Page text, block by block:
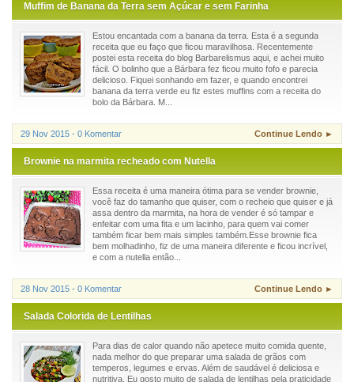
Muffim de Banana da Terra sem Açúcar e sem Farinha
Estou encantada com a banana da terra. Esta é a segunda
receita que eu faço que ficou maravilhosa. Recentemente
postei esta receita do blog Barbarelismus aqui, e achei muito
fácil. O bolinho que a Bárbara fez ficou muito fofo e parecia
delicioso. Fiquei sonhando em fazer, e quando encontrei
banana da terra verde eu fiz estes muffins com a receita do
bolo da Bárbara. M...
29 Nov 2015 - 0 Komentar Continue Lendo ►
Brownie na marmita recheado com Nutella
Essa receita é uma maneira ótima para se vender brownie,
você faz do tamanho que quiser, com o recheio que quiser e já
assa dentro da marmita, na hora de vender é só tampar e
enfeitar com uma fita e um lacinho, para quem vai comer
também ficar bem mais simples também.Esse brownie fica
bem molhadinho, fiz de uma maneira diferente e ficou incrível,
e com a nutella então...
28 Nov 2015 - 0 Komentar Continue Lendo ►
Salada Colorida de Lentilhas
Para dias de calor quando não apetece muito comida quente,
nada melhor do que preparar uma salada de grãos com
temperos, legumes e ervas. Além de saudável é deliciosa e
nutritiva. Eu gosto muito de salada de lentilhas pela praticidade